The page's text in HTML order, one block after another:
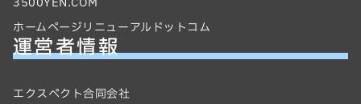
ホームページリニューアルドットコム
運営者情報
エクスペクト合同会社